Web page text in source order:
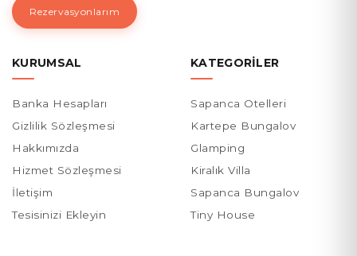
Rezervasyonlarım
KURUMSAL
Banka Hesapları
Gizlilik Sözleşmesi
Hakkımızda
Hizmet Sözleşmesi
İletişim
Tesisinizi Ekleyin
KATEGORILER
Sapanca Otelleri
Kartepe Bungalov
Glamping
Kiralık Villa
Sapanca Bungalov
Tiny House